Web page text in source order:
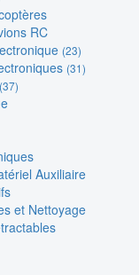
RC
(23)
(31)
(37)
Auxiliaire
et Nettoyage